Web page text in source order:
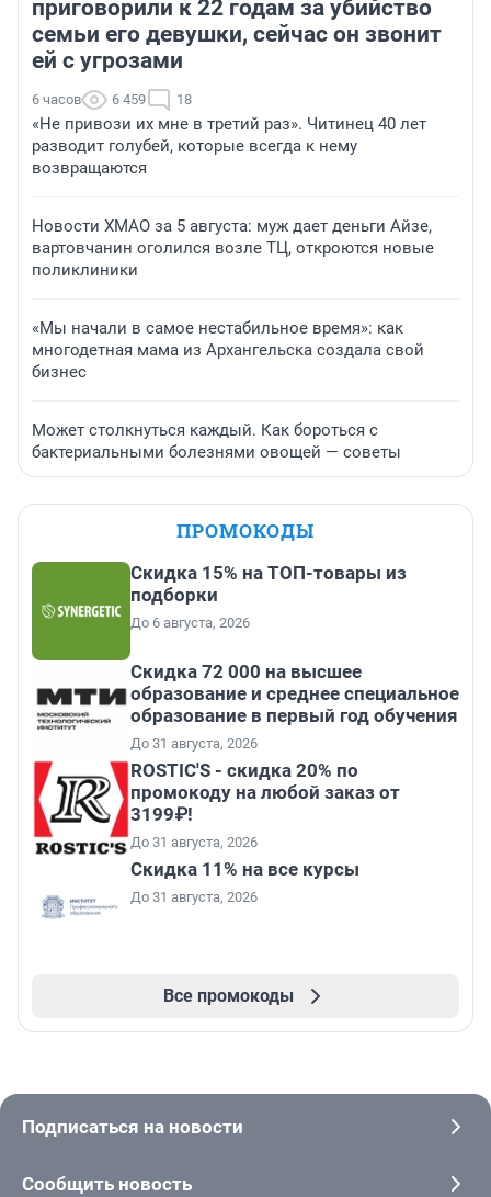
приговорили к 22 годам за убийство
семьи его девушки, сейчас он звонит
ей с угрозами
6 часов 6 459 18
«Не привози их мне в третий раз». Читинец 40 лет
разводит голубей, которые всегда к нему
возвращаются
Новости ХМАО за 5 августа: муж дает деньги Айзе,
вартовчанин оголился возле ТЦ, откроются новые
поликлиники
«Мы начали в самое нестабильное время»: как
многодетная мама из Архангельска создала свой
бизнес
Может столкнуться каждый. Как бороться с
бактериальными болезнями овощей — советы
ПРОМОКОДЫ
Скидка 15% на ТОП-товары из
подборки
До 6 августа, 2026
Скидка 72 000 на высшее
образование и среднее специальное
образование в первый год обучения
До 31 августа, 2026
ROSTIC'S - скидка 20% по
промокоду на любой заказ от
3199₽!
До 31 августа, 2026
Скидка 11% на все курсы
До 31 августа, 2026
Все промокоды
Подписаться на новости
Сообщить новость